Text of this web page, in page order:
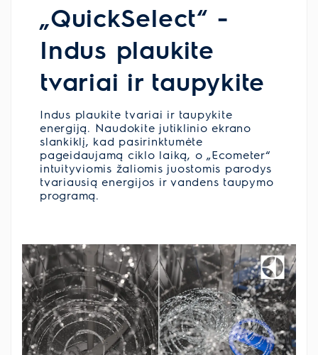
„QuickSelect“ -
Indus plaukite
tvariai ir taupykite
Indus plaukite tvariai ir taupykite
energiją. Naudokite jutiklinio ekrano
slankiklį, kad pasirinktumėte
pageidaujamą ciklo laiką, o „Ecometer“
intuityviomis žaliomis juostomis parodys
tvariausią energijos ir vandens taupymo
programą.